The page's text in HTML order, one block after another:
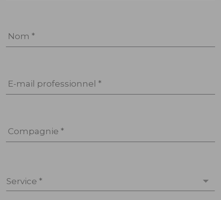
Nom *
E-mail professionnel *
Compagnie *
Service *